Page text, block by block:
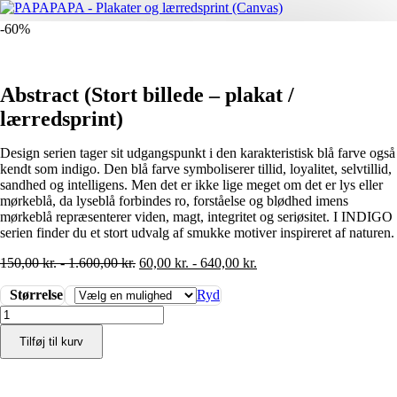
-60%
Abstract (Stort billede – plakat /
lærredsprint)
Design serien tager sit udgangspunkt i den karakteristisk blå farve også
kendt som indigo. Den blå farve symboliserer tillid, loyalitet, selvtillid,
sandhed og intelligens. Men det er ikke lige meget om det er lys eller
mørkeblå, da lyseblå forbindes ro, forståelse og blødhed imens
mørkeblå repræsenterer viden, magt, integritet og seriøsitet. I INDIGO
serien finder du et stort udvalg af smukke motiver inspireret af naturen.
150,00kr.-1.600,00kr. 60,00 kr. - 640,00 kr.
Størrelse
Ryd
Abstract
(Stort
billede
-
Tilføj til kurv